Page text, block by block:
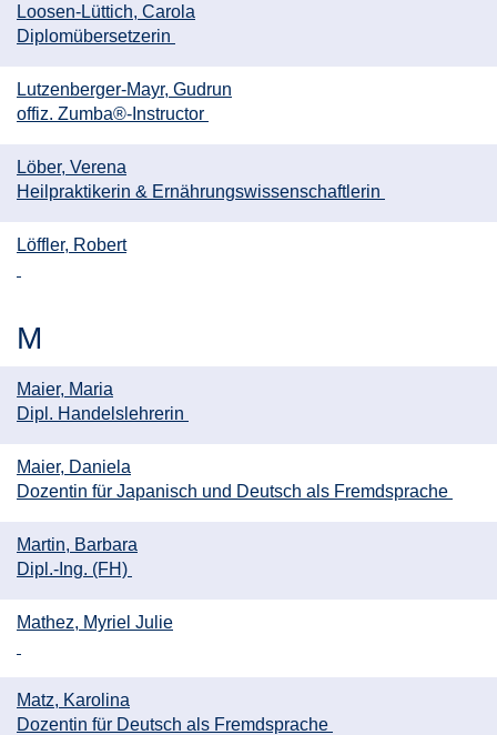
Loosen-Lüttich, Carola
Diplomübersetzerin
Lutzenberger-Mayr, Gudrun
offiz. Zumba®-Instructor
Löber, Verena
Heilpraktikerin & Ernährungswissenschaftlerin
Löffler, Robert
M
Maier, Maria
Dipl. Handelslehrerin
Maier, Daniela
Dozentin für Japanisch und Deutsch als Fremdsprache
Martin, Barbara
Dipl.-Ing. (FH)
Mathez, Myriel Julie
Matz, Karolina
Dozentin für Deutsch als Fremdsprache